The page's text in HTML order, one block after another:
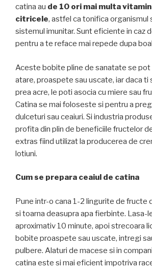
catina au de 10 ori mai multa
citricele, astfel ca tonifica organismul
sistemul imunitar. Sunt eficiente in caz
pentru a te reface mai repede dupa
Aceste bobite pline de sanatate se pot
atare, proaspete sau uscate, iar daca ti
prea acre, le poti asocia cu miere sau
Catina se mai foloseste si pentru a
dulceturi sau ceaiuri. Si industria
profita din plin de beneficiile fructelor
extras fiind utilizat la producerea de
lotiuni.
Cum se prepara ceaiul de catina
Pune intr-o cana 1-2 lingurite de fructe
si toarna deasupra apa fierbinte. Lasa-
aproximativ 10 minute, apoi strecoara
bobite proaspete sau uscate, intregi
pulbere. Alaturi de macese si in
catina este si mai eficient impotriva